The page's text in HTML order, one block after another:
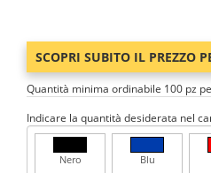
SCOPRI SUBITO IL PREZZO
Quantità minima ordinabile 100 pz
Indicare la quantità desiderata nel
Nero Blu